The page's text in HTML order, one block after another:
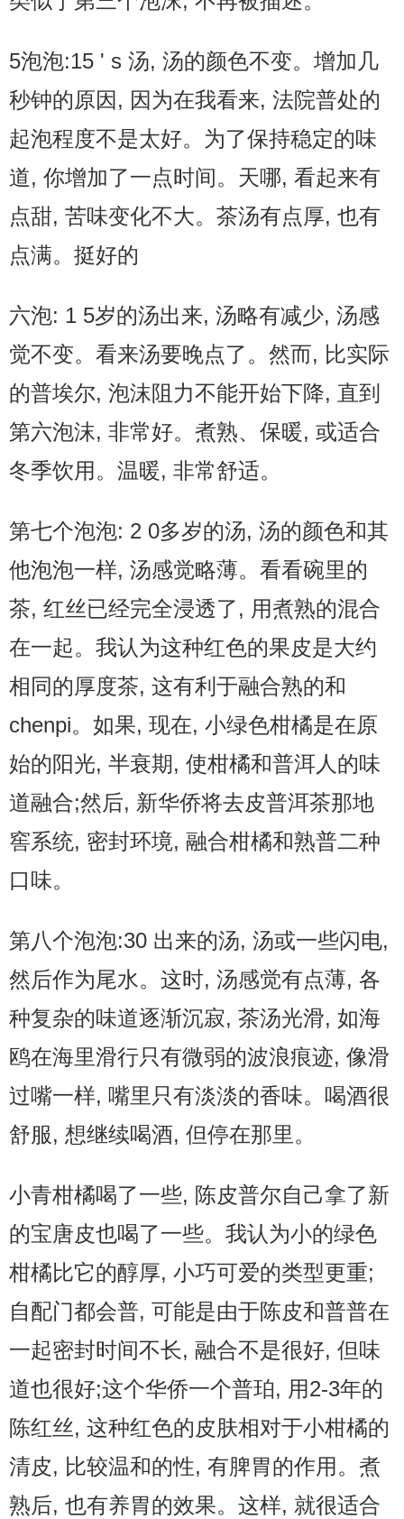
5泡泡:15 ' s 汤, 汤的颜色不变。增加几
秒钟的原因, 因为在我看来, 法院普处的
起泡程度不是太好。为了保持稳定的味
道, 你增加了一点时间。天哪, 看起来有
点甜, 苦味变化不大。茶汤有点厚, 也有
点满。挺好的
六泡: 1 5岁的汤出来, 汤略有减少, 汤感
觉不变。看来汤要晚点了。然而, 比实际
的普埃尔, 泡沫阻力不能开始下降, 直到
第六泡沫, 非常好。煮熟、保暖, 或适合
冬季饮用。温暖, 非常舒适。
第七个泡泡: 2 0多岁的汤, 汤的颜色和其
他泡泡一样, 汤感觉略薄。看看碗里的
茶, 红丝已经完全浸透了, 用煮熟的混合
在一起。我认为这种红色的果皮是大约
相同的厚度茶, 这有利于融合熟的和
chenpi。如果, 现在, 小绿色柑橘是在原
始的阳光, 半衰期, 使柑橘和普洱人的味
道融合;然后, 新华侨将去皮普洱茶那地
窖系统, 密封环境, 融合柑橘和熟普二种
口味。
第八个泡泡:30 出来的汤, 汤或一些闪电,
然后作为尾水。这时, 汤感觉有点薄, 各
种复杂的味道逐渐沉寂, 茶汤光滑, 如海
鸥在海里滑行只有微弱的波浪痕迹, 像滑
过嘴一样, 嘴里只有淡淡的香味。喝酒很
舒服, 想继续喝酒, 但停在那里。
小青柑橘喝了一些, 陈皮普尔自己拿了新
的宝唐皮也喝了一些。我认为小的绿色
柑橘比它的醇厚, 小巧可爱的类型更重;
自配门都会普, 可能是由于陈皮和普普在
一起密封时间不长, 融合不是很好, 但味
道也很好;这个华侨一个普珀, 用2-3年的
陈红丝, 这种红色的皮肤相对于小柑橘的
清皮, 比较温和的性, 有脾胃的作用。煮
熟后, 也有养胃的效果。这样, 就很适合